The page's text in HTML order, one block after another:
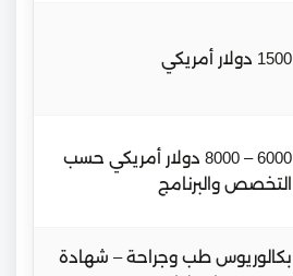
1500 دولار أمريكي
6000 – 8000 دولار أمريكي حسب
التخصص والبرنامج
بكالوريوس طب وجراحة – شهادة